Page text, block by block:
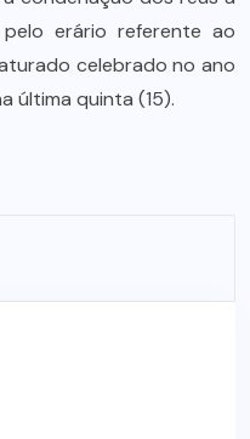
erário referente ao
celebrado no ano
última quinta (15).